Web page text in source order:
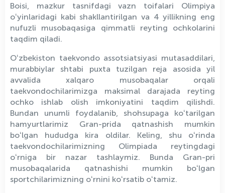
Boisi, mazkur tasnifdagi vazn toifalari Olimpiya
oʻyinlaridagi kabi shakllantirilgan va 4 yillikning eng
nufuzli musobaqasiga qimmatli reyting ochkolarini
taqdim qiladi.
Oʻzbekiston taekvondo assotsiatsiyasi mutasaddilari,
murabbiylar shtabi puxta tuzilgan reja asosida yil
avvalida xalqaro musobaqalar orqali
taekvondochilarimizga maksimal darajada reyting
ochko ishlab olish imkoniyatini taqdim qilishdi.
Bundan unumli foydalanib, shohsupaga koʻtarilgan
hamyurtlarimiz Gran-prida qatnashish mumkin
boʻlgan hududga kira oldilar. Keling, shu oʻrinda
taekvondochilarimizning Olimpiada reytingdagi
oʻrniga bir nazar tashlaymiz. Bunda Gran-pri
musobaqalarida qatnashishi mumkin boʻlgan
sportchilarimizning oʻrnini koʻrsatib oʻtamiz.